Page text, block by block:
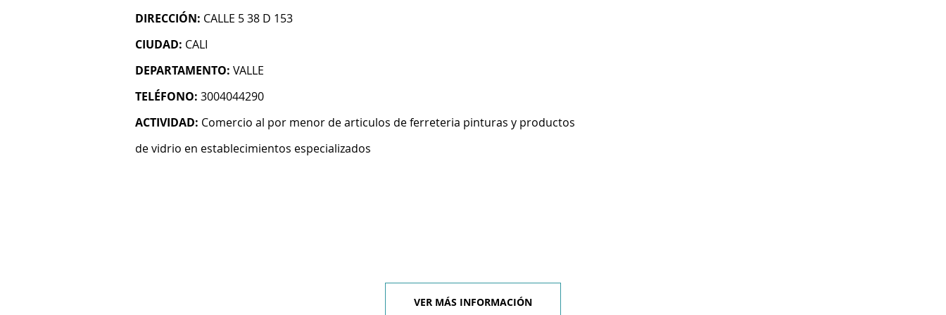
DIRECCIÓN: CALLE 5 38 D 153
CIUDAD: CALI
DEPARTAMENTO: VALLE
TELÉFONO: 3004044290
ACTIVIDAD: Comercio al por menor de articulos de ferreteria pinturas y productos
de vidrio en establecimientos especializados
VER MÁS INFORMACIÓN